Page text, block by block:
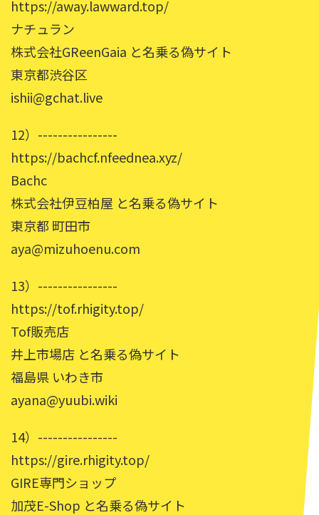
https://away.lawward.top/
ナチュラン
株式会社GReenGaia と名乗る偽サイト
東京都渋谷区
ishii@gchat.live
12）----------------
https://bachcf.nfeednea.xyz/
Bachc
株式会社伊豆柏屋 と名乗る偽サイト
東京都 町田市
aya@mizuhoenu.com
13）----------------
https://tof.rhigity.top/
Tof販売店
井上市場店 と名乗る偽サイト
福島県 いわき市
ayana@yuubi.wiki
14）----------------
https://gire.rhigity.top/
GIRE専門ショップ
加茂E-Shop と名乗る偽サイト